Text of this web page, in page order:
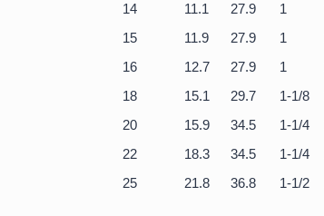
14
11.1 27.9 1
15
11.9 27.9 1
16
12.7 27.9 1
18
15.1 29.7 1-1/8
20
15.9 34.5 1-1/4
22
18.3 34.5 1-1/4
25
21.8 36.8 1-1/2